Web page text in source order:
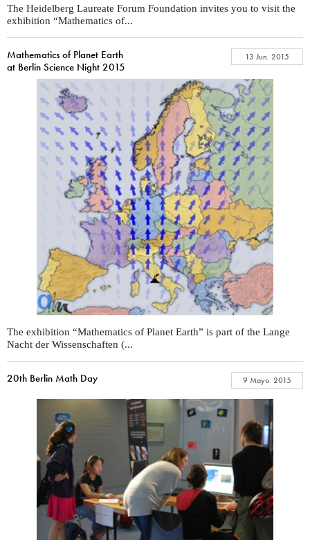
The Heidelberg Laureate Forum Foundation invites you to visit the
exhibition “Mathematics of...
Mathematics of Planet Earth
at Berlin Science Night 2015
13 Jun. 2015
The exhibition “Mathematics of Planet Earth” is part of the Lange
Nacht der Wissenschaften (...
20th Berlin Math Day 9 Mayo. 2015